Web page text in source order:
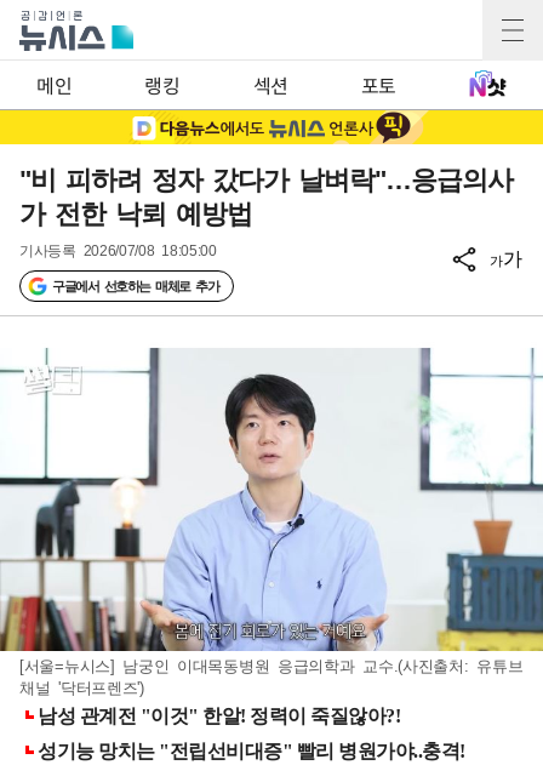
메인 랭킹 섹션 포토
"비 피하려 정자 갔다가 날벼락"…응급의사
가 전한 낙뢰 예방법
기사등록 2026/07/08 18:05:00
구글에서 선호하는 매체로 추가
가가
[서울=뉴시스] 남궁인 이대목동병원 응급의학과 교수.(사진출처: 유튜브
채널 '닥터프렌즈')